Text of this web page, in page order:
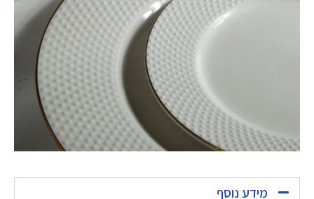
מידע נוסף